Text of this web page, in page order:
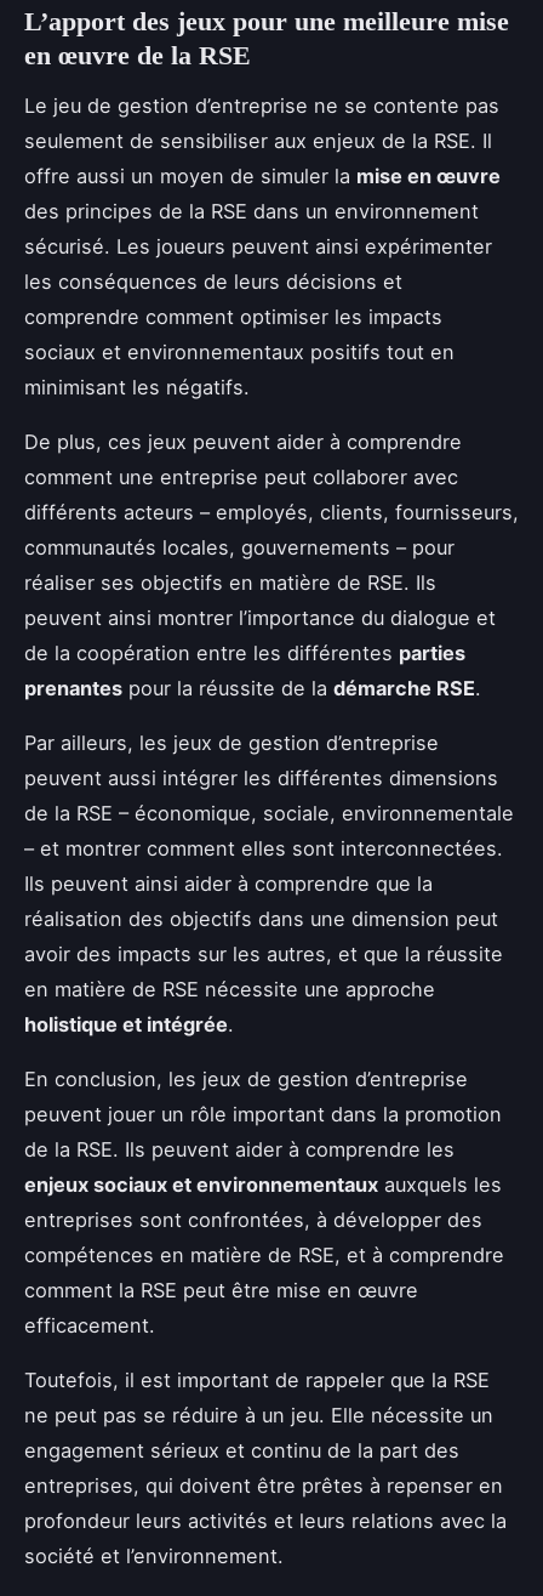
L’apport des jeux pour une meilleure mise
en œuvre de la RSE
Le jeu de gestion d’entreprise ne se contente pas
seulement de sensibiliser aux enjeux de la RSE. Il
offre aussi un moyen de simuler la mise en œuvre
des principes de la RSE dans un environnement
sécurisé. Les joueurs peuvent ainsi expérimenter
les conséquences de leurs décisions et
comprendre comment optimiser les impacts
sociaux et environnementaux positifs tout en
minimisant les négatifs.
De plus, ces jeux peuvent aider à comprendre
comment une entreprise peut collaborer avec
différents acteurs – employés, clients, fournisseurs,
communautés locales, gouvernements – pour
réaliser ses objectifs en matière de RSE. Ils
peuvent ainsi montrer l’importance du dialogue et
de la coopération entre les différentes parties
prenantes pour la réussite de la démarche RSE.
Par ailleurs, les jeux de gestion d’entreprise
peuvent aussi intégrer les différentes dimensions
de la RSE – économique, sociale, environnementale
– et montrer comment elles sont interconnectées.
Ils peuvent ainsi aider à comprendre que la
réalisation des objectifs dans une dimension peut
avoir des impacts sur les autres, et que la réussite
en matière de RSE nécessite une approche
holistique et intégrée.
En conclusion, les jeux de gestion d’entreprise
peuvent jouer un rôle important dans la promotion
de la RSE. Ils peuvent aider à comprendre les
enjeux sociaux et environnementaux auxquels les
entreprises sont confrontées, à développer des
compétences en matière de RSE, et à comprendre
comment la RSE peut être mise en œuvre
efficacement.
Toutefois, il est important de rappeler que la RSE
ne peut pas se réduire à un jeu. Elle nécessite un
engagement sérieux et continu de la part des
entreprises, qui doivent être prêtes à repenser en
profondeur leurs activités et leurs relations avec la
société et l’environnement.